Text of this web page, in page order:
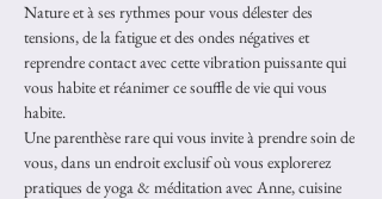
Nature et à ses rythmes pour vous délester des
tensions, de la fatigue et des ondes négatives et
reprendre contact avec cette vibration puissante qui
vous habite et réanimer ce souffle de vie qui vous
habite.
Une parenthèse rare qui vous invite à prendre soin de
vous, dans un endroit exclusif où vous explorerez
pratiques de yoga & méditation avec Anne, cuisine